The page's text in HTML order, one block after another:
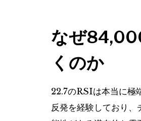
なぜ
くのか
22.7のRSIは本当に極
反発を経験しており